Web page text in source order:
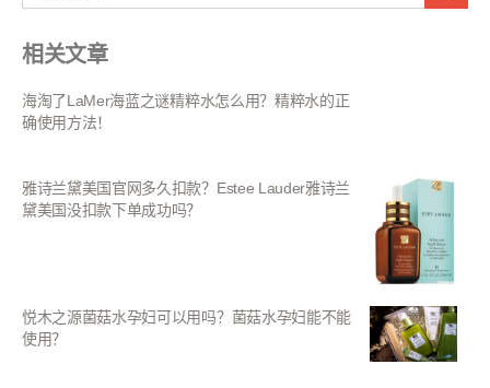
相关文章
海淘了LaMer海蓝之谜精粹水怎么用？精粹水的正
确使用方法！
雅诗兰黛美国官网多久扣款？Estee Lauder雅诗兰
黛美国没扣款下单成功吗？
悦木之源菌菇水孕妇可以用吗？菌菇水孕妇能不能
使用？